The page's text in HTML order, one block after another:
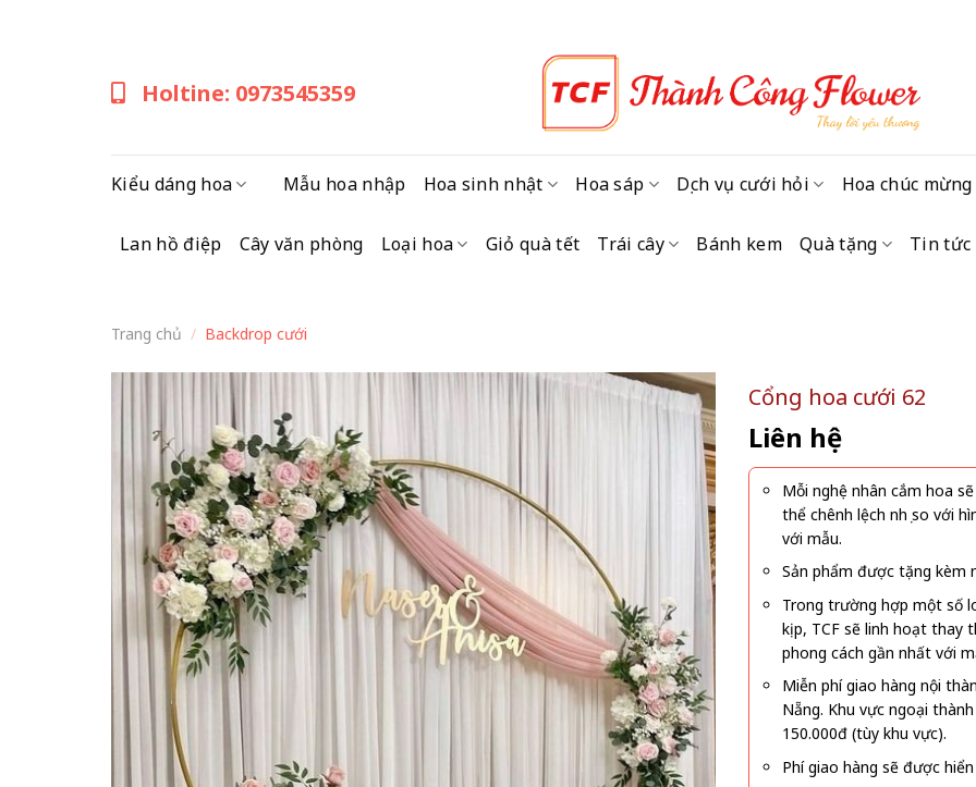
Holtine: 0973545359
Kiểu dáng hoa Mẫu hoa nhập Hoa sinh nhật Hoa sáp Dịch vụ cưới hỏi Hoa chúc mừng
Lan hồ điệp Cây văn phòng Loại hoa Giỏ quà tết Trái cây Bánh kem Quà tặng Tin tức
Trang chủ / Backdrop cưới
Cổng hoa cưới 62
Liên hệ
Mỗi nghệ nhân cắm hoa
thể chênh lệch nhẹ so với
với mẫu.
Sản phẩm được tặng kèm
Trong trường hợp một số
kịp, TCF sẽ linh hoạt thay
phong cách gần nhất với
Miễn phí giao hàng nội
Nẵng. Khu vực ngoại
150.000đ (tùy khu vực).
Phí giao hàng sẽ được